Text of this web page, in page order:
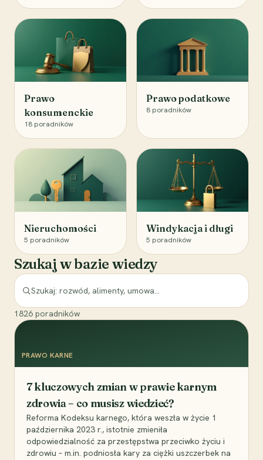
Prawo
konsumenckie
18 poradników
Prawo podatkowe
8 poradników
Nieruchomości
5 poradników
Windykacja i długi
5 poradników
Szukaj w bazie wiedzy
1826 poradników
PRAWO KARNE
7 kluczowych zmian w prawie karnym
zdrowia – co musisz wiedzieć?
Reforma Kodeksu karnego, która weszła w życie 1
października 2023 r., istotnie zmieniła
odpowiedzialność za przestępstwa przeciwko życiu i
zdrowiu – m.in. podniosła kary za ciężki uszczerbek na